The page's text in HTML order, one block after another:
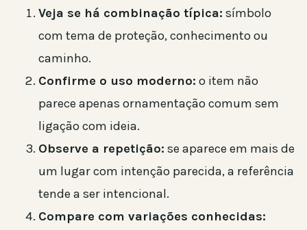
Veja se há combinação típica: símbolo
com tema de proteção, conhecimento ou
caminho.
Confirme o uso moderno: o item não
parece apenas ornamentação comum sem
ligação com ideia.
Observe a repetição: se aparece em mais de
um lugar com intenção parecida, a referência
tende a ser intencional.
Compare com variações conhecidas: